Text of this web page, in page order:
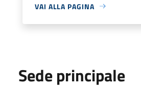
VAI ALLA PAGINA
Sede principale